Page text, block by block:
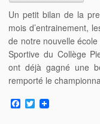
Un petit bilan de la
mois d’entrainement,
de notre nouvelle
Sportive du Collège
ont déjà gagné une
remporté le
F
a
T
w